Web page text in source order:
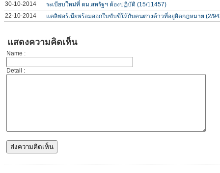
30-10-2014
ระเบียบใหม่ที่ ตม.สหรัฐฯ ต้องปฏิบัติ (15/11457)
22-10-2014
แคลิฟอร์เนียพร้อมออกใบขับขี่ให้กับคนต่างด้าวที่อยู่ผิดกฎหมาย (2/
แสดงความคิดเห็น
Name :
Detail :